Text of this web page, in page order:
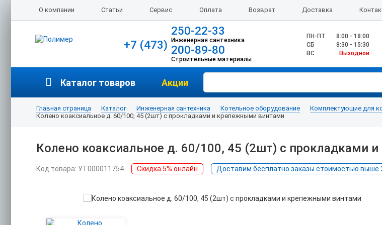
О компании Статьи Сервис Оплата Возврат Доставка
+7 (473)
250-22-33
Инженерная сантехника
200-89-80
Строительные материалы
ПН-ПТ
8:00 - 18:00
CБ
8:30 - 15:30
ВС
Выходной
Каталог товаров Акции
Главная страница Каталог Инженерная сантехника Котельное оборудование Комплектующие для
Колено коаксиальное д. 60/100, 45 (2шт) с прокладками и крепежными винтами
Колено коаксиальное д. 60/100, 45 (2шт) с прокладками
Код товара: УТ000011754 Скидка 5% онлайн Доставим бесплатно заказы стоимостью выше